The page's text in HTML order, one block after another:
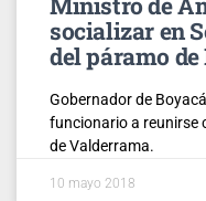
socializar en
del páramo de
Gobernador de
funcionario a reunirse
de Valderrama.
10 mayo 2018